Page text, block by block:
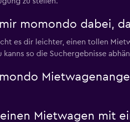
momondo dabei,
es dir leichter, einen tollen
kanns so die Suchergebnisse
Mietwagen mit